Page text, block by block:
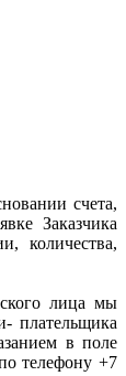
счета,
Заказчика
количества,
лица мы
плательщика
в поле
телефону +7